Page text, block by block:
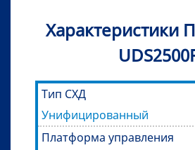
Характеристики
Тип СХД
Унифицированный
Платформа управления